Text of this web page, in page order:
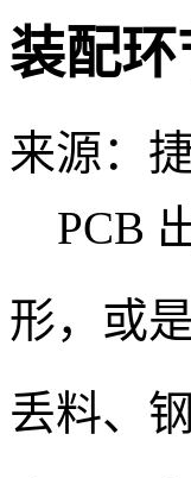
装配
来源：
PCB
形，或
丢料、